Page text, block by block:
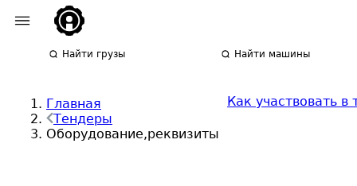
Найти грузы Найти машины
Главная
Тендеры
Оборудование,реквизиты
Как участвовать в